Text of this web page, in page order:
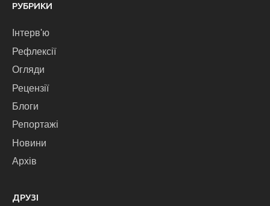
РУБРИКИ
Інтерв'ю
Рефлексії
Огляди
Рецензії
Блоги
Репортажі
Новини
Архів
ДРУЗІ